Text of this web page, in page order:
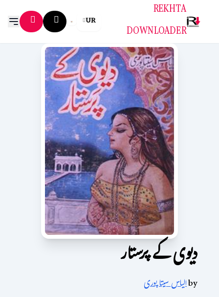
REKHTA
DOWNLOADER
UR
دیوی کے پرستار
byالیاس سیتا پوری